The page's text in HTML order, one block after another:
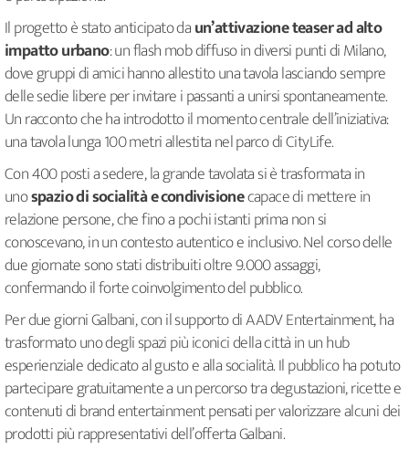
Il progetto è stato anticipato daun’attivazione teaser ad alto
impatto urbano: un flash mob diffuso in diversi punti di Milano,
dove gruppi di amici hanno allestito una tavola lasciando sempre
delle sedie libere per invitare i passanti a unirsi spontaneamente.
Un racconto che ha introdotto il momento centrale dell’iniziativa:
una tavola lunga 100 metri allestita nel parco di CityLife.
Con 400 posti a sedere, la grande tavolata si è trasformata in
unospazio di socialità e condivisionecapace di mettere in
relazione persone, che fino a pochi istanti prima non si
conoscevano, in un contesto autentico e inclusivo. Nel corso delle
due giornate sono stati distribuiti oltre 9.000 assaggi,
confermando il forte coinvolgimento del pubblico.
Per due giorni Galbani, con il supporto di AADV Entertainment, ha
trasformato uno degli spazi più iconici della città in un hub
esperienziale dedicato al gusto e alla socialità. Il pubblico ha potuto
partecipare gratuitamente a un percorso tra degustazioni, ricette e
contenuti di brand entertainment pensati per valorizzare alcuni dei
prodotti più rappresentativi dell’offerta Galbani.